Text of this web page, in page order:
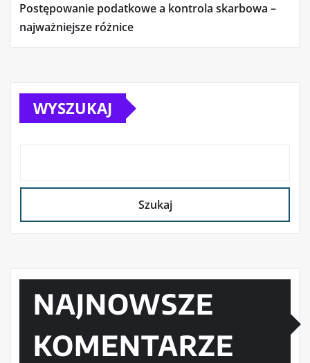
Postępowanie podatkowe a kontrola skarbowa –
najważniejsze różnice
WYSZUKAJ
Szukaj
NAJNOWSZE
KOMENTARZE